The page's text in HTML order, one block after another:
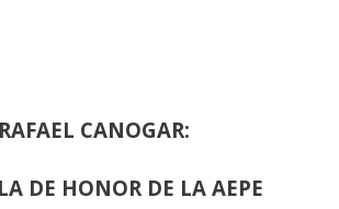
RAFAEL CANOGAR:
DE HONOR DE LA AEPE